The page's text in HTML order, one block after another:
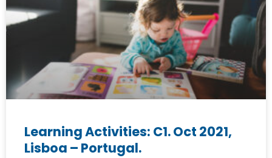
Learning Activities: C1. Oct 2021,
Lisboa – Portugal.